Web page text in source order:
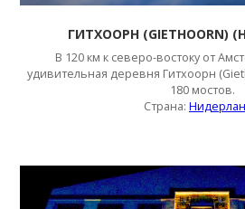
ГИТХООРН (GIETHOORN)
В 120 км к северо-востоку от
удивительная деревня Гитхоорн
180 мостов.
Страна: